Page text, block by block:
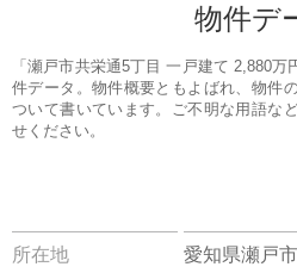
物件デ
「瀬戸市共栄通5丁目 一戸建て 2,880
件データ。物件概要ともよばれ、物件
ついて書いています。ご不明な用語な
せください。
所在地 愛知県瀬戸